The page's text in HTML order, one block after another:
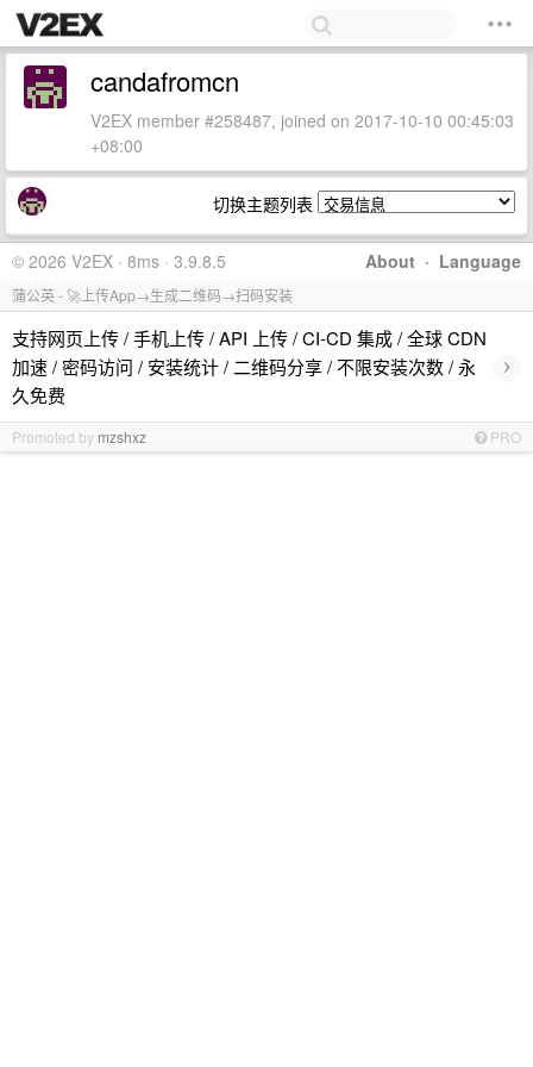
candafromcn
V2EX member #258487, joined on 2017-10-10 00:45:03
+08:00
切换主题列表
About · Language
© 2026 V2EX · 8ms · 3.9.8.5
蒲公英 - 🚀上传App→生成二维码→扫码安装
支持网页上传 / 手机上传 / API 上传 / CI-CD 集成 / 全球 CDN
加速 / 密码访问 / 安装统计 / 二维码分享 / 不限安装次数 / 永
久免费
›
Promoted by mzshxz PRO